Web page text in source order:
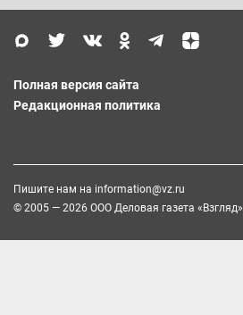
Полная версия сайта
Редакционная политика
Пишите нам на information@vz.ru
© 2005 — 2026 ООО Деловая газета «Взгляд»